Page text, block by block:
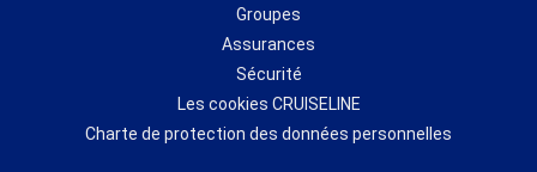
Groupes
Assurances
Sécurité
Les cookies CRUISELINE
Charte de protection des données personnelles